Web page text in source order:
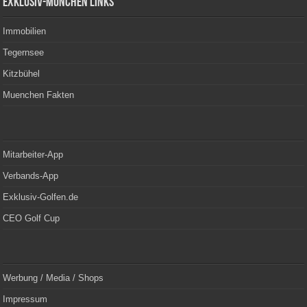
Exklusiv-München Links
Immobilien
Tegernsee
Kitzbühel
Muenchen Fakten
Mitarbeiter-App
Verbands-App
Exklusiv-Golfen.de
CEO Golf Cup
Werbung / Media / Shops
Impressum